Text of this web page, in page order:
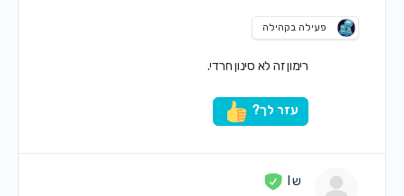
פעילה בקהילה
רימון זה לא סינון חרדי.
עזר לך?
ש I